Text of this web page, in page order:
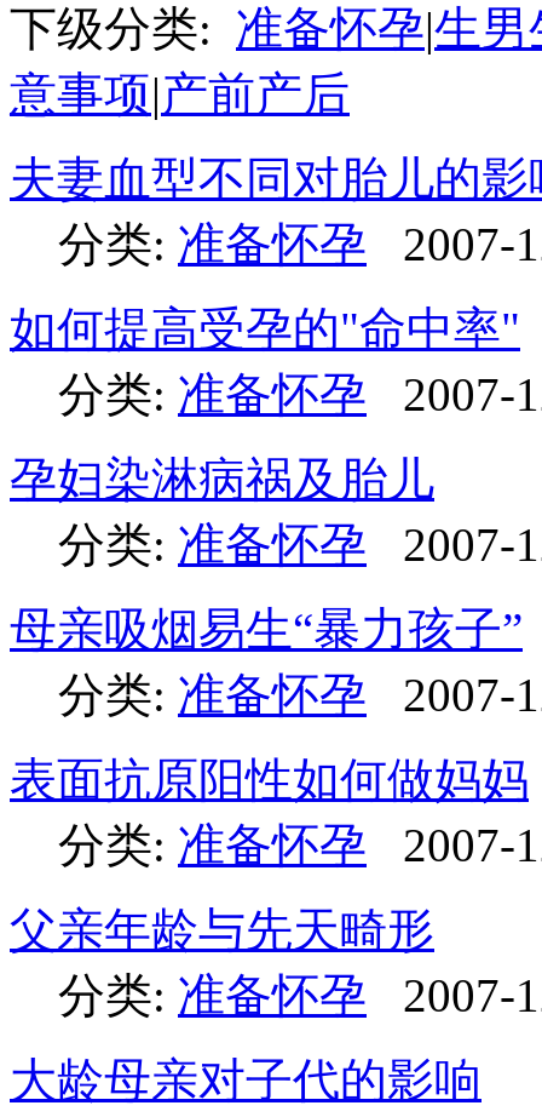
下级分类: 准备怀孕|生男
意事项|产前产后
夫妻血型不同对胎儿的影
分类: 准备怀孕
2007-
如何提高受孕的"命中率"
分类: 准备怀孕
2007-
孕妇染淋病祸及胎儿
分类: 准备怀孕
2007-
母亲吸烟易生“暴力孩子”
分类: 准备怀孕
2007-
表面抗原阳性如何做妈妈
分类: 准备怀孕
2007-
父亲年龄与先天畸形
分类: 准备怀孕
2007-
大龄母亲对子代的影响